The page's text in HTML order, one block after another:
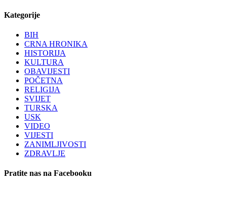
Kategorije
BIH
CRNA HRONIKA
HISTORIJA
KULTURA
OBAVIJESTI
POČETNA
RELIGIJA
SVIJET
TURSKA
USK
VIDEO
VIJESTI
ZANIMLJIVOSTI
ZDRAVLJE
Pratite nas na Facebooku